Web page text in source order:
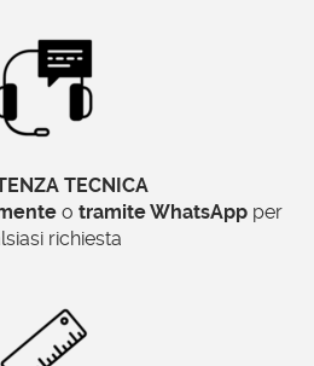
umidi come il bagno.
di
specchi rotondi
prodotta:
, viene assemblata
massello che garantisce
creata utilizzando pasta di
impasto ricavato dallo
TECNICA
o tramite WhatsApp per
richiesta